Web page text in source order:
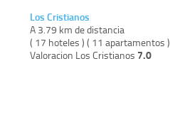
Los Cristianos
A 3.79 km de distancia
( 17 hoteles ) ( 11 apartamentos )
Valoracion Los Cristianos 7.0